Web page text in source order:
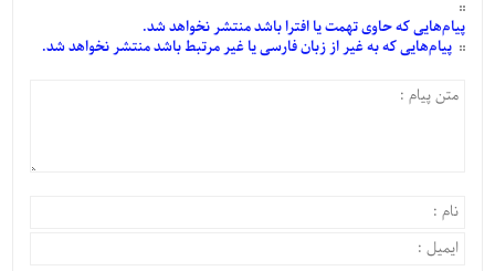
پیام‌هاییکه حاوی تهمت یا افترا باشد منتشر نخواهد شد.
پیام‌هاییکه به غیر از زبان فارسی یا غیر مرتبط باشد منتشر نخواهد شد.